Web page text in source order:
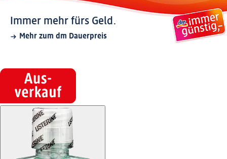
Immer mehr fürs Geld.
Mehr zum dm Dauerpreis